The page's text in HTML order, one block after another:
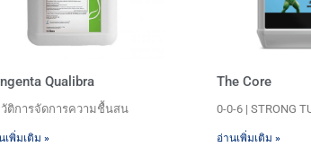
Qualibra
ติการจัดการความชื้นสน
เพิ่มเติม »
The Core
0-0-6 | STRONG
อ่านเพิ่มเติม »